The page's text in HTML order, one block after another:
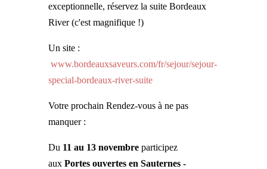
exceptionnelle, réservez la suite Bordeaux
River (c'est magnifique !)
Un site :
www.bordeauxsaveurs.com/fr/sejour/sejour-
special-bordeaux-river-suite
Votre prochain Rendez-vous à ne pas
manquer :
Du 11 au 13 novembreparticipez
aux Portes ouvertes en Sauternes -